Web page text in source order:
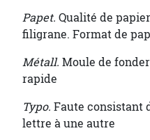
Papet. Qualité de
filigrane. Format de
Métall. Moule de
rapide
Typo. Faute consistant
lettre à une autre